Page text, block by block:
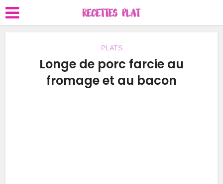
PLATS
Longe de porc farcie au
fromage et au bacon